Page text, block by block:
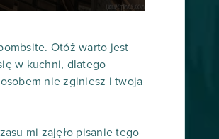
Otóż warto jest
w kuchni, dlatego
nie zginiesz i twoja
mi zajęło pisanie tego